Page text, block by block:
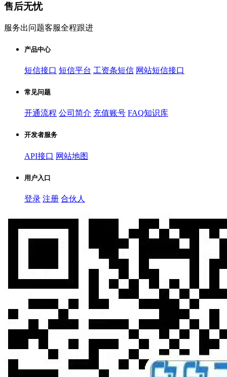
售后无忧
服务出问题客服全程跟进
产品中心
短信接口 短信平台 工资条短信 网站短信接口
常见问题
开通流程 公司简介 充值账号 FAQ知识库
开发者服务
API接口 网站地图
用户入口
登录 注册 合伙人